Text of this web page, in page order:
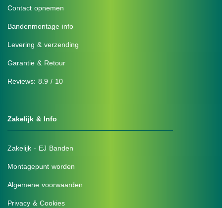
Contact opnemen
Bandenmontage info
Levering & verzending
Garantie & Retour
Reviews: 8.9 / 10
Zakelijk & Info
Zakelijk - EJ Banden
Montagepunt worden
Algemene voorwaarden
Privacy & Cookies